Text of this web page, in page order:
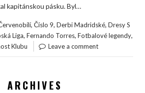
kapitánskou pásku. Byl…
, Číslo 9, Derbi Madridské, Dresy S
Liga, Fernando Torres, Fotbalové legendy,
Klubu Leave a comment
ARCHIVES